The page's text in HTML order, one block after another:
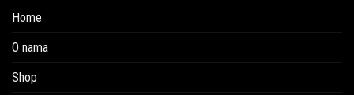
Home
O nama
Shop